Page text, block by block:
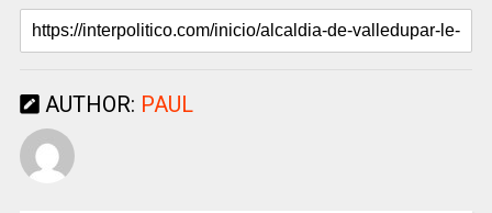
AUTHOR: PAUL